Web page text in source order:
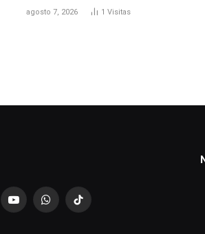
agosto 7, 2026 1 Visitas
YouTubeWhatsAppTikTok